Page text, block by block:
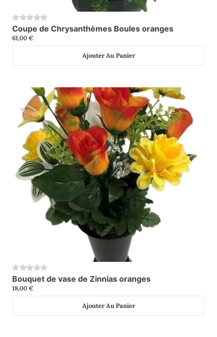
0
Coupe de Chrysanthèmes Boules oranges
61,00€
Ajouter Au Panier
0
Bouquet de vase de Zinnias oranges
18,00€
Ajouter Au Panier